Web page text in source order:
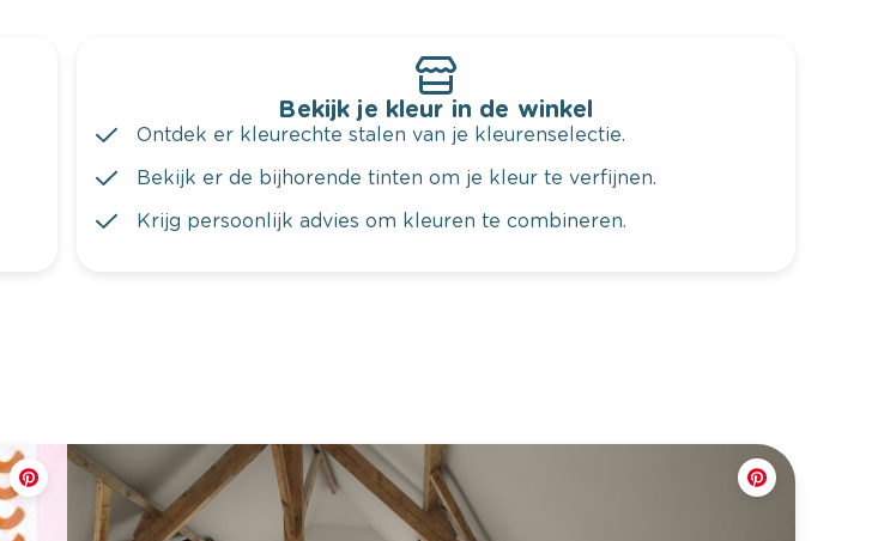
Bekijk je kleur in de winkel
Ontdek er kleurechte stalen van je kleurenselectie.
Bekijk er de bijhorende tinten om je kleur te verfijnen.
Krijg persoonlijk advies om kleuren te combineren.